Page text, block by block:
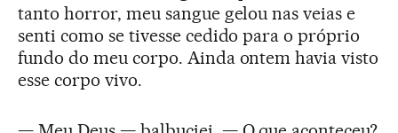
tanto horror, meu sangue gelou nas veias e
senti como se tivesse cedido para o próprio
fundo do meu corpo. Ainda ontem havia visto
esse corpo vivo.